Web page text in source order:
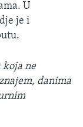
U
je i
koja ne
danima